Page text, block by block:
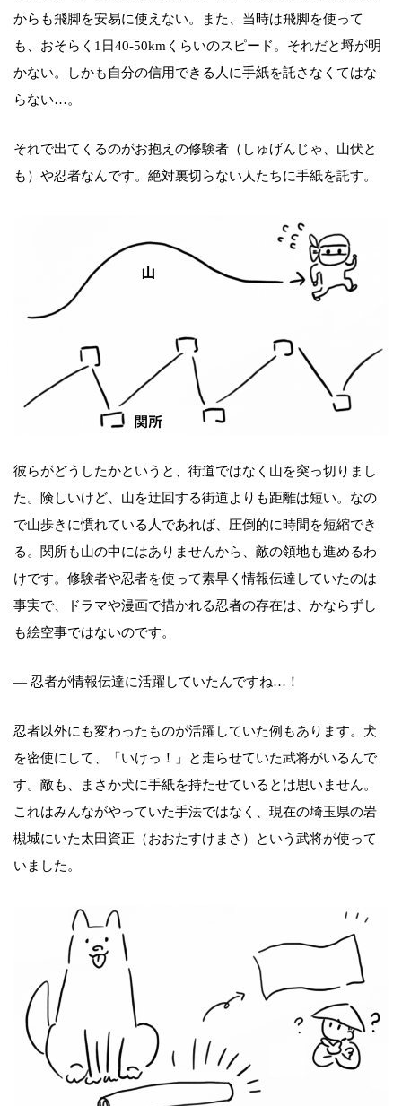
からも飛脚を安易に使えない。また、当時は飛脚を使って
も、おそらく1日40-50kmくらいのスピード。それだと埒が明
かない。しかも自分の信用できる人に手紙を託さなくてはな
らない…。
それで出てくるのがお抱えの修験者（しゅげんじゃ、山伏と
も）や忍者なんです。絶対裏切らない人たちに手紙を託す。
彼らがどうしたかというと、街道ではなく山を突っ切りまし
た。険しいけど、山を迂回する街道よりも距離は短い。なの
で山歩きに慣れている人であれば、圧倒的に時間を短縮でき
る。関所も山の中にはありませんから、敵の領地も進めるわ
けです。修験者や忍者を使って素早く情報伝達していたのは
事実で、ドラマや漫画で描かれる忍者の存在は、かならずし
も絵空事ではないのです。
― 忍者が情報伝達に活躍していたんですね…！
忍者以外にも変わったものが活躍していた例もあります。犬
を密使にして、「いけっ！」と走らせていた武将がいるんで
す。敵も、まさか犬に手紙を持たせているとは思いません。
これはみんながやっていた手法ではなく、現在の埼玉県の岩
槻城にいた太田資正（おおたすけまさ）という武将が使って
いました。